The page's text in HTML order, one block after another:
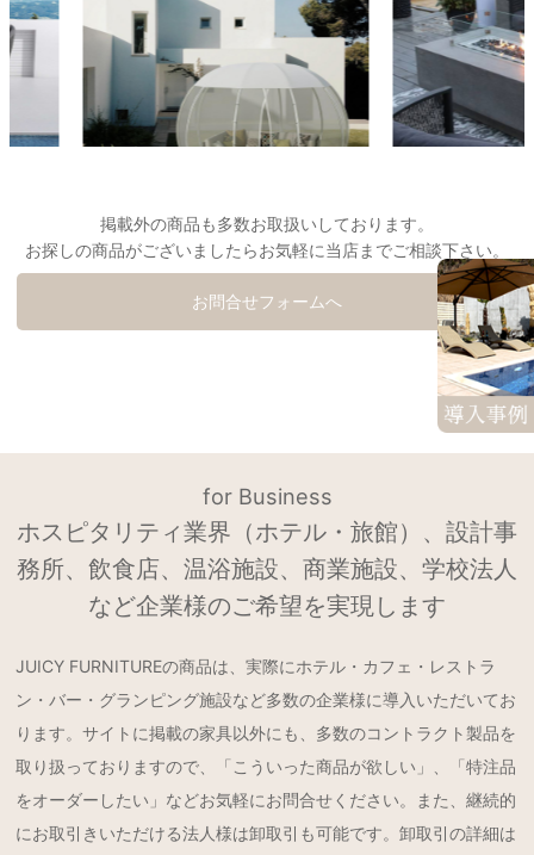
掲載外の商品も多数お取扱いしております。
お探しの商品がございましたらお気軽に当店までご相談下さい。
お問合せフォームへ
for Business
ホスピタリティ業界（ホテル・旅館）、設計事
務所、飲食店、温浴施設、商業施設、学校法人
など企業様のご希望を実現します
JUICY FURNITUREの商品は、実際にホテル・カフェ・レストラ
ン・バー・グランピング施設など多数の企業様に導入いただいてお
ります。サイトに掲載の家具以外にも、多数のコントラクト製品を
取り扱っておりますので、「こういった商品が欲しい」、「特注品
をオーダーしたい」などお気軽にお問合せください。また、継続的
にお取引きいただける法人様は卸取引も可能です。卸取引の詳細は